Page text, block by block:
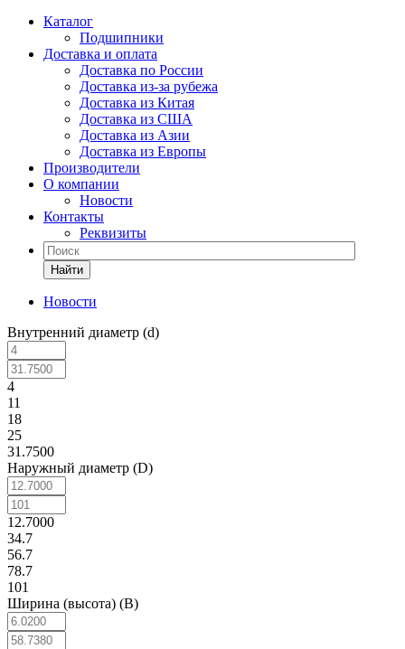
Каталог
Подшипники
Доставка и оплата
Доставка по России
Доставка из-за рубежа
Доставка из Китая
Доставка из США
Доставка из Азии
Доставка из Европы
Производители
О компании
Новости
Контакты
Реквизиты
Найти
Новости
Внутренний диаметр (d)
4
11
18
25
31.7500
Наружный диаметр (D)
12.7000
34.7
56.7
78.7
101
Ширина (высота) (B)